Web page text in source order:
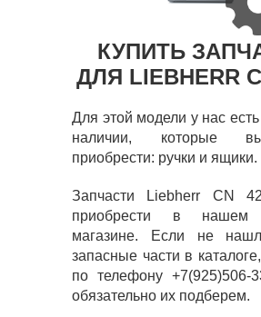
КУПИТЬ
ДЛЯ LIEBHERR
Для этой модели у нас есть
наличии, которые
приобрести: ручки и ящики.
Запчасти Liebherr CN
приобрести в нашем
магазине. Если не
запасные части в
по телефону
обязательно их подберем.